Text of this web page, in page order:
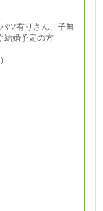
ツ有りさん、子無
結婚予定の方